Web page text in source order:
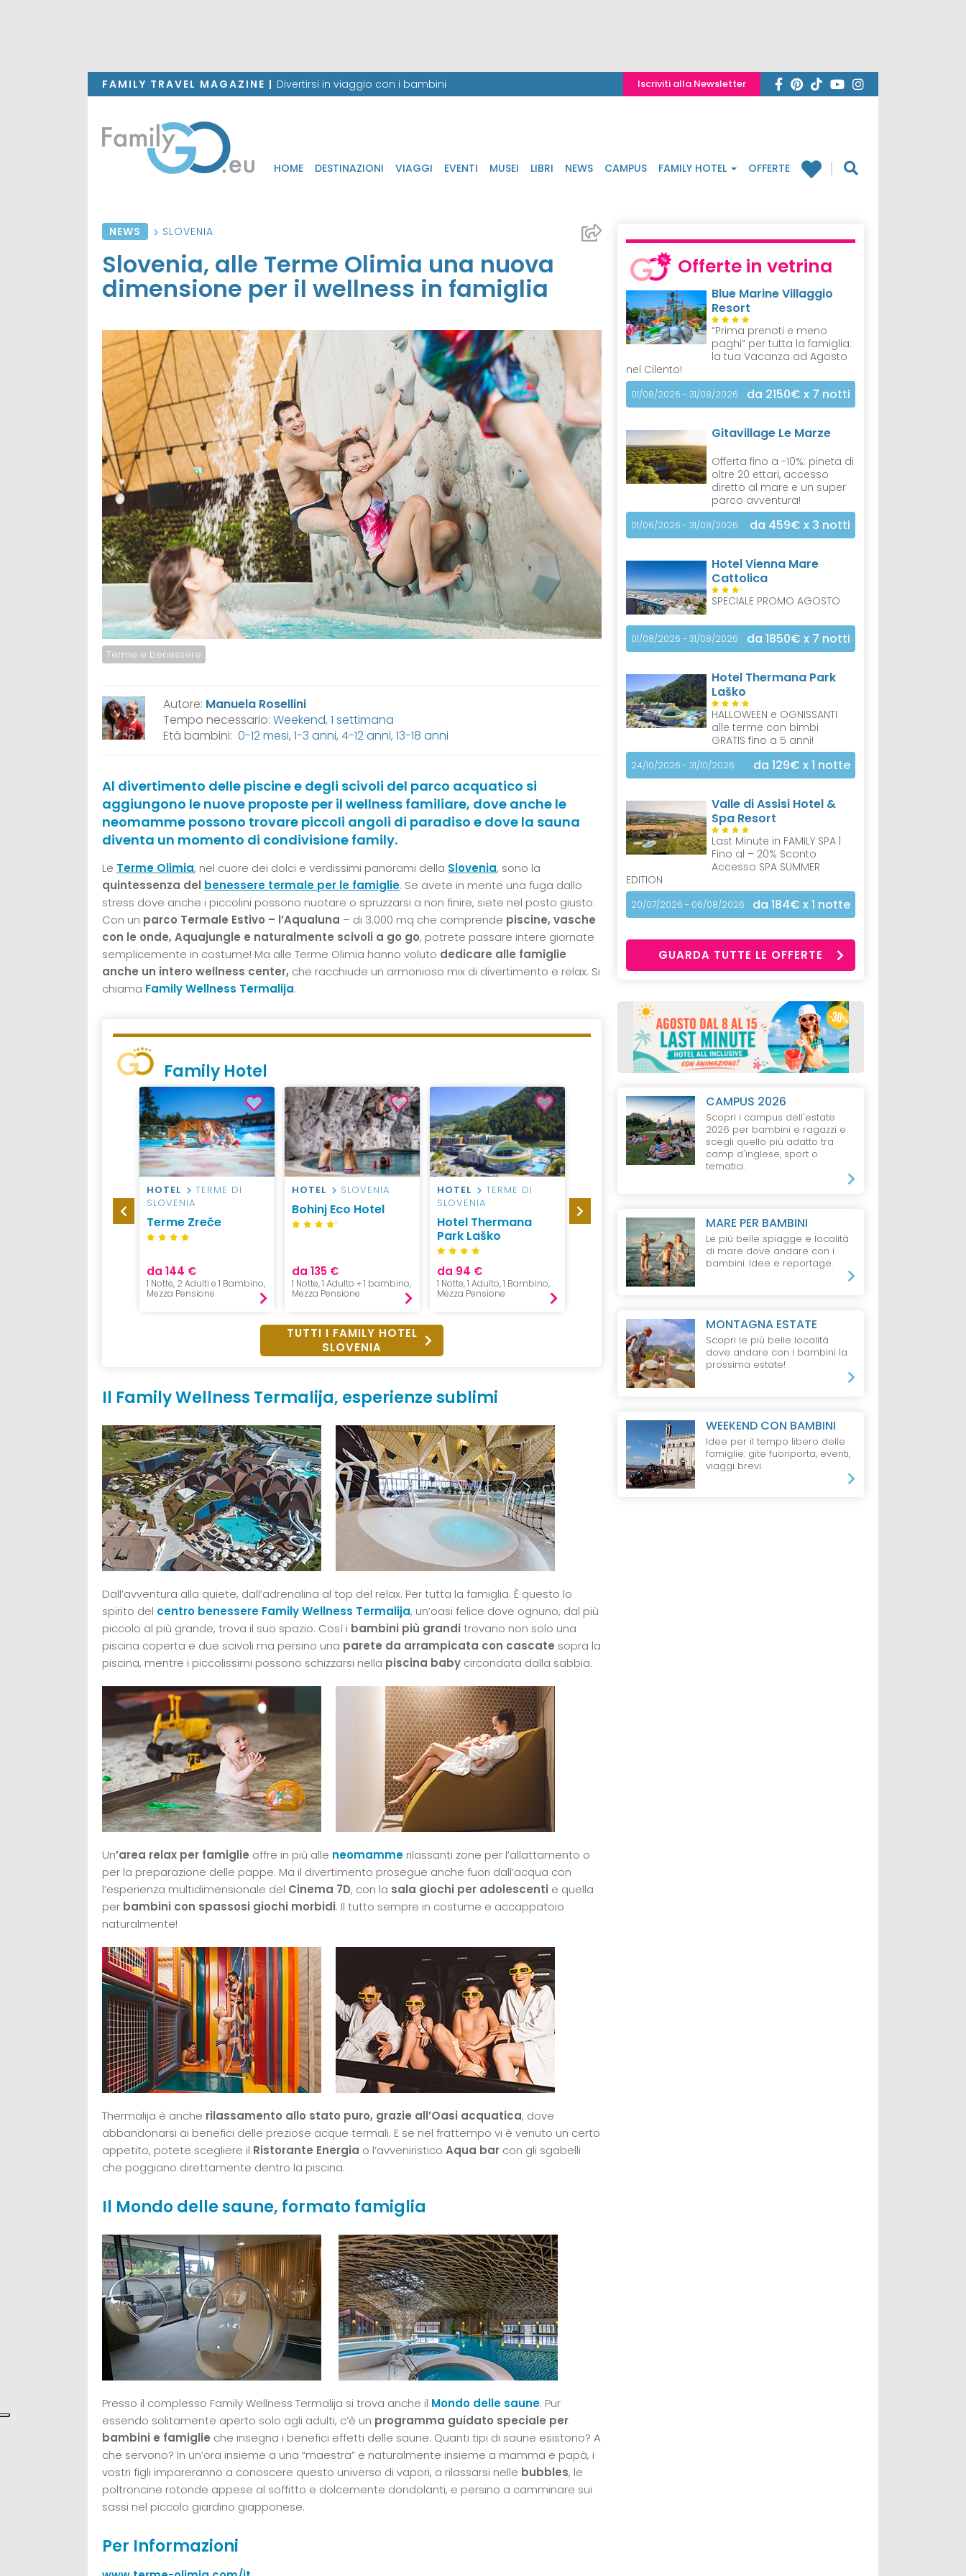
FAMILY TRAVEL MAGAZINE | Divertirsi in viaggio con i bambini Iscriviti alla Newsletter
HOME DESTINAZIONI VIAGGI EVENTI MUSEI LIBRI NEWS CAMPUS FAMILY HOTEL OFFERTE
NEWS SLOVENIA
Slovenia, alle Terme Olimia una nuova
dimensione per il wellness in famiglia
Terme e benessere
Autore: Manuela Rosellini
Tempo necessario: Weekend, 1 settimana
Età bambini: 0-12 mesi, 1-3 anni, 4-12 anni, 13-18 anni
Al divertimento delle piscine e degli scivoli del parco acquatico si
aggiungono le nuove proposte per il wellness familiare, dove anche le
neomamme possono trovare piccoli angoli di paradiso e dove la sauna
diventa un momento di condivisione family.
Le Terme Olimia, nel cuore dei dolci e verdissimi panorami della Slovenia, sono la
quintessenza del benessere termale per le famiglie. Se avete in mente una fuga dallo
stress dove anche i piccolini possono nuotare o spruzzarsi a non finire, siete nel posto giusto.
Con un parco Termale Estivo – l’Aqualuna – di 3.000 mq che comprende piscine, vasche
con le onde, Aquajungle e naturalmente scivoli a go go, potrete passare intere giornate
semplicemente in costume! Ma alle Terme Olimia hanno voluto dedicare alle famiglie
anche un intero wellness center, che racchiude un armonioso mix di divertimento e relax. Si
chiama Family Wellness Termalija.
Family Hotel
HOTEL
TERME DI
SLOVENIA
Terme Zreče
da 144 €
1 Notte, 2 Adulti e 1 Bambino,
Mezza Pensione
HOTEL SLOVENIA
Bohinj Eco Hotel
S
da 135 €
1 Notte, 1 Adulto + 1 bambino,
Mezza Pensione
HOTEL
TERME DI
SLOVENIA
Hotel Thermana
Park Laško
da 94 €
1 Notte, 1 Adulto, 1 Bambino,
Mezza Pensione
SLOVENIA
Terme Olimia
da 148 €
1 Notte, 2 Adulti + 2 Bambini,
Terme Zreče
da 144 €
TUTTI I FAMILY HOTEL
SLOVENIA
Il Family Wellness Termalija, esperienze sublimi
Dall’avventura alla quiete, dall’adrenalina al top del relax. Per tutta la famiglia. È questo lo
spirito del centro benessere Family Wellness Termalija, un’oasi felice dove ognuno, dal più
piccolo al più grande, trova il suo spazio. Così i bambini più grandi trovano non solo una
piscina coperta e due scivoli ma persino una parete da arrampicata con cascate sopra la
piscina, mentre i piccolissimi possono schizzarsi nella piscina baby circondata dalla sabbia.
Un’area relax per famiglie offre in più alle neomamme rilassanti zone per l’allattamento o
per la preparazione delle pappe. Ma il divertimento prosegue anche fuori dall’acqua con
l’esperienza multidimensionale del Cinema 7D, con la sala giochi per adolescenti e quella
per bambini con spassosi giochi morbidi. Il tutto sempre in costume e accappatoio
naturalmente!
Thermalija è anche rilassamento allo stato puro, grazie all’Oasi acquatica, dove
abbandonarsi ai benefici delle preziose acque termali. E se nel frattempo vi è venuto un certo
appetito, potete scegliere il Ristorante Energia o l’avveniristico Aqua bar con gli sgabelli
che poggiano direttamente dentro la piscina.
Il Mondo delle saune, formato famiglia
Presso il complesso Family Wellness Termalija si trova anche il Mondo delle saune. Pur
essendo solitamente aperto solo agli adulti, c’è un programma guidato speciale per
bambini e famiglie che insegna i benefici effetti delle saune. Quanti tipi di saune esistono? A
che servono? In un’ora insieme a una “maestra” e naturalmente insieme a mamma e papà, i
vostri figli impareranno a conoscere questo universo di vapori, a rilassarsi nelle bubbles, le
poltroncine rotonde appese al soffitto e dolcemente dondolanti, e persino a camminare sui
sassi nel piccolo giardino giapponese.
Per Informazioni
Offerte in vetrina
Blue Marine Villaggio
Resort
“Prima prenoti e meno
paghi” per tutta la famiglia:
la tua Vacanza ad Agosto
nel Cilento!
01/08/2026 - 31/08/2026 da 2150€ x 7 notti
Gitavillage Le Marze
Offerta fino a -10%: pineta di
oltre 20 ettari, accesso
diretto al mare e un super
parco avventura!
01/06/2026 - 31/08/2026 da 459€ x 3 notti
Hotel Vienna Mare
Cattolica
S
SPECIALE PROMO AGOSTO
01/08/2026 - 31/08/2026 da 1850€ x 7 notti
Hotel Thermana Park
Laško
HALLOWEEN e OGNISSANTI
alle terme con bimbi
GRATIS fino a 5 anni!
24/10/2026 - 31/10/2026 da 129€ x 1 notte
Valle di Assisi Hotel &
Spa Resort
Last Minute in FAMILY SPA |
Fino al – 20% Sconto
Accesso SPA SUMMER
EDITION
20/07/2026 - 06/08/2026 da 184€ x 1 notte
GUARDA TUTTE LE OFFERTE
CAMPUS 2026
Scopri i campus dell'estate
2026 per bambini e ragazzi e
scegli quello più adatto tra
camp d'inglese, sport o
tematici.
MARE PER BAMBINI
Le più belle spiagge e località
di mare dove andare con i
bambini. Idee e reportage.
MONTAGNA ESTATE
Scopri le più belle località
dove andare con i bambini la
prossima estate!
WEEKEND CON BAMBINI
Idee per il tempo libero delle
famiglie: gite fuoriporta, eventi,
viaggi brevi.